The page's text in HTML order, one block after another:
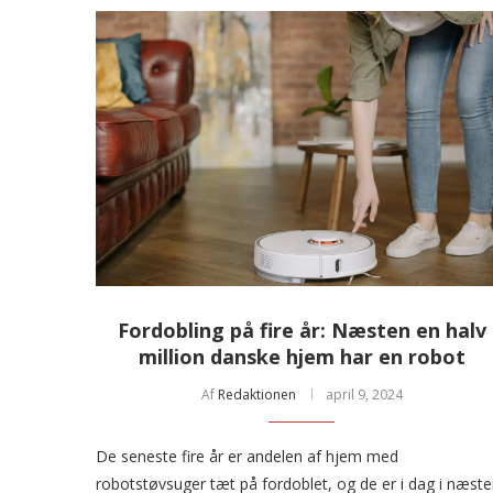
Fordobling på fire år: Næsten en halv
million danske hjem har en robot
Af Redaktionen april 9, 2024
De seneste fire år er andelen af hjem med
robotstøvsuger tæt på fordoblet, og de er i dag i